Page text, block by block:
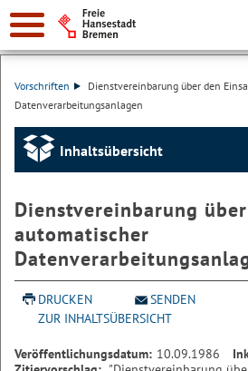
Vorschriften
Dienstvereinbarung über den
Datenverarbeitungsanlagen
Inhaltsübersicht
Dienstvereinbarung
automatischer
DRUCKEN
SENDEN
ZUR INHALTSÜBERSICHT
Veröffentlichungsdatum: 10.09.1986